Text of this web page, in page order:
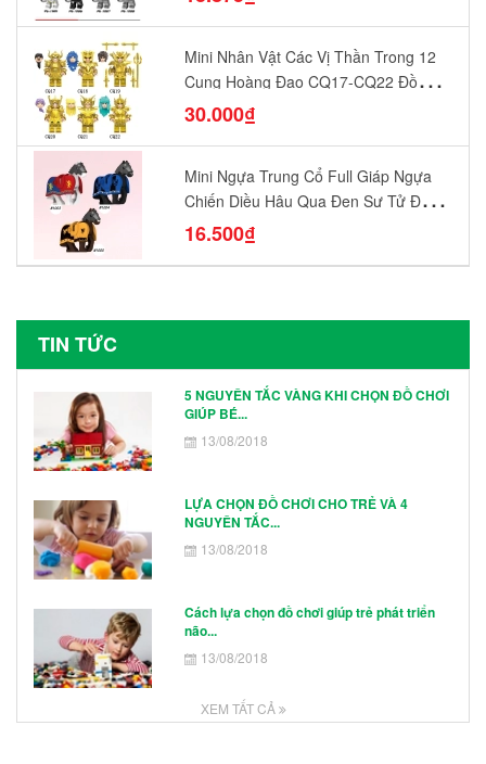
Mini Nhân Vật Các Vị Thần Trong 12
Cung Hoàng Đạo CQ17-CQ22 Đồ
Chơi Lắp Ráp Mô Hình Yêu Thích
30.000₫
Mini Ngựa Trung Cổ Full Giáp Ngựa
Chiến Diều Hâu Quạ Đen Sư Tử Đỏ
N1003 - N1005 Đồ Chơi Lắp Ráp Mô
16.500₫
TIN TỨC
5 NGUYÊN TẮC VÀNG KHI CHỌN ĐỒ CHƠI
GIÚP BÉ...
13/08/2018
LỰA CHỌN ĐỒ CHƠI CHO TRẺ VÀ 4
NGUYÊN TẮC...
13/08/2018
Cách lựa chọn đồ chơi giúp trẻ phát triển
não...
13/08/2018
XEM TẤT CẢ